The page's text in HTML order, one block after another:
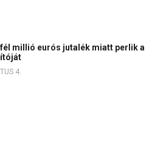
millió eurós jutalék miatt perlik a
4.